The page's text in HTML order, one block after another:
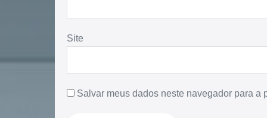
Site
Salvar meus dados neste navegador para a